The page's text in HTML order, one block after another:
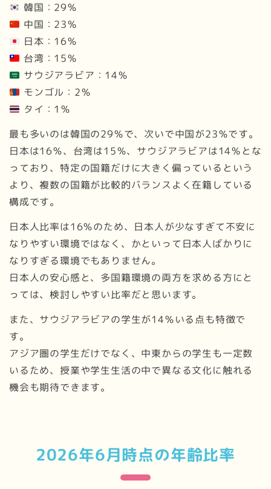
韓国：29％
中国：23％
日本：16％
台湾：15％
サウジアラビア：14％
モンゴル：2％
タイ：1％
最も多いのは韓国の29％で、次いで中国が23％です。
日本は16％、台湾は15％、サウジアラビアは14％とな
っており、特定の国籍だけに大きく偏っているという
より、複数の国籍が比較的バランスよく在籍している
構成です。
日本人比率は16％のため、日本人が少なすぎて不安に
なりやすい環境ではなく、かといって日本人ばかりに
なりすぎる環境でもありません。
日本人の安心感と、多国籍環境の両方を求める方にと
っては、検討しやすい比率だと思います。
また、サウジアラビアの学生が14％いる点も特徴で
す。
アジア圏の学生だけでなく、中東からの学生も一定数
いるため、授業や学生生活の中で異なる文化に触れる
機会も期待できます。
2026年6月時点の年齢比率